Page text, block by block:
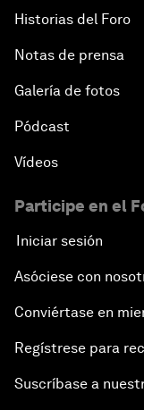
Historias del Foro
Notas de prensa
Galería de fotos
Pódcast
Vídeos
Participe en el
Iniciar sesión
Asóciese con
Conviértase en
Regístrese para
Suscríbase a